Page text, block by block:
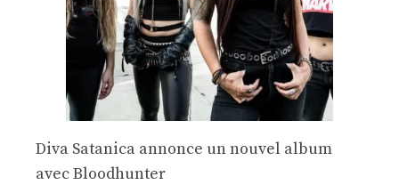
Diva Satanica annonce un nouvel album
avec Bloodhunter